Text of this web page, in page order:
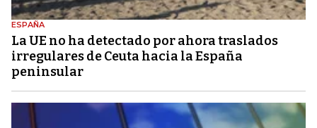
ESPAÑA
La UE no ha detectado por ahora traslados
irregulares de Ceuta hacia la España
peninsular